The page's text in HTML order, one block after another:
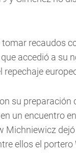
recaudos
accedió a su
repechaje
su preparación
un encuentro
Michniewicz
ellos el portero